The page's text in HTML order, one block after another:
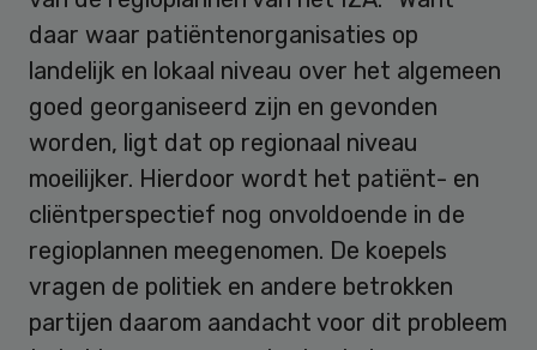
daar waar patiëntenorganisaties op
landelijk en lokaal niveau over het algemeen
goed georganiseerd zijn en gevonden
worden, ligt dat op regionaal niveau
moeilijker. Hierdoor wordt het patiënt- en
cliëntperspectief nog onvoldoende in de
regioplannen meegenomen. De koepels
vragen de politiek en andere betrokken
partijen daarom aandacht voor dit probleem